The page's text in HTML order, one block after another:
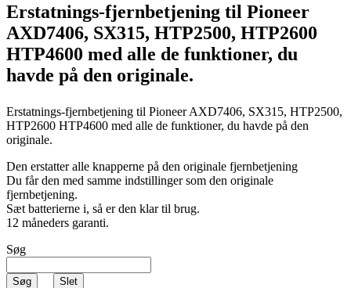
Erstatnings-fjernbetjening til Pioneer
AXD7406, SX315, HTP2500, HTP2600
HTP4600 med alle de funktioner, du
havde på den originale.
Erstatnings-fjernbetjening til Pioneer AXD7406, SX315, HTP2500,
HTP2600 HTP4600 med alle de funktioner, du havde på den
originale.
Den erstatter alle knapperne på den originale fjernbetjening
Du får den med samme indstillinger som den originale
fjernbetjening.
Sæt batterierne i, så er den klar til brug.
12 måneders garanti.
Søg